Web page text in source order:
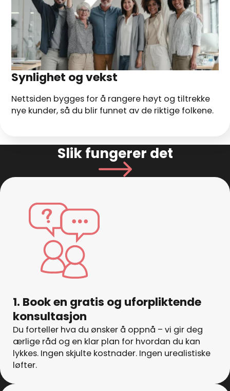
Synlighet og vekst
Nettsiden bygges for å rangere høyt og tiltrekke
nye kunder, så du blir funnet av de riktige folkene.
Slik fungerer det
1. Book en gratis og uforpliktende
konsultasjon
Du forteller hva du ønsker å oppnå – vi gir deg
ærlige råd og en klar plan for hvordan du kan
lykkes. Ingen skjulte kostnader. Ingen urealistiske
løfter.